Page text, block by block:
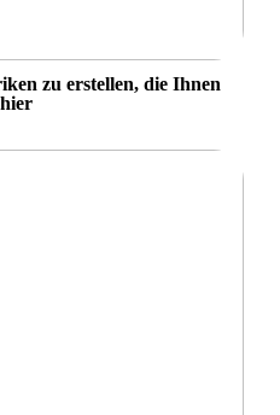
zu erstellen, die Ihnen